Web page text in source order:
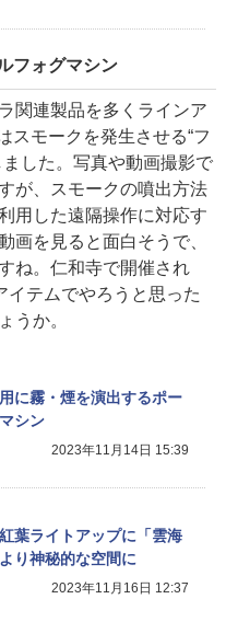
フォグマシン
関連製品を多くラインア
スモークを発生させる“フ
した。写真や動画撮影で
が、スモークの噴出方法
用した遠隔操作に対応す
画を見ると面白そうで、
ね。仁和寺で開催され
イテムでやろうと思った
うか。
に霧・煙を演出するポー
シン
2023年11月14日 15:39
葉ライトアップに「雲海
り神秘的な空間に
2023年11月16日 12:37